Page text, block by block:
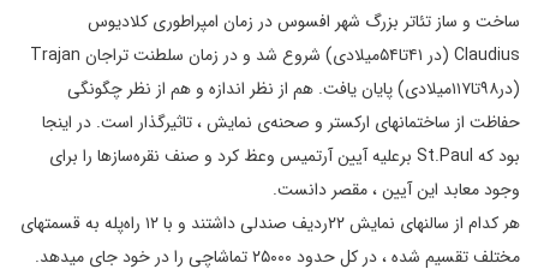
ساخت و ساز تئاتر بزرگ شهر افسوس در زمان امپراطوری کلادیوس
Claudius (در ۴۱تا۵۴میلادی) شروع شد و در زمان سلطنت تراجان Trajan
(در۹۸تا۱۱۷میلادی) پایان یافت. هم از نظر اندازه و هم از نظر چگونگی
حفاظت از ساختمانهای ارکستر و صحنه‌ی نمایش ، تاثیرگذار است. در اینجا
بود که St.Paul برعلیه آیین آرتمیس وعظ کرد و صنف نقره‌سازها را برای
وجود معابد این آیین ، مقصر دانست.
هر کدام از سالنهای نمایش ۲۲ردیف صندلی داشتند و با ۱۲ راه‌پله به قسمتهای
مختلف تقسیم شده ، در کل حدود ۲۵۰۰۰ تماشاچی را در خود جای میدهد.